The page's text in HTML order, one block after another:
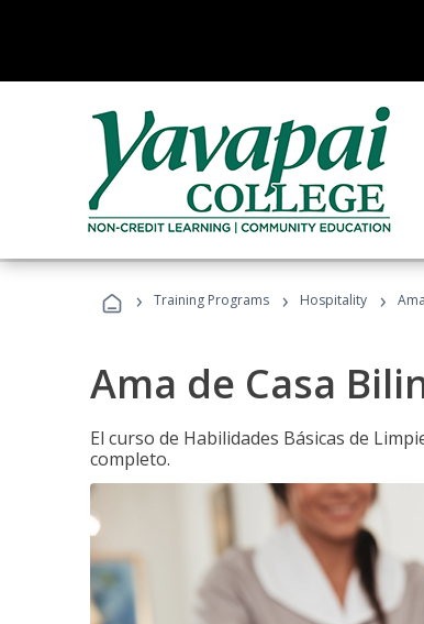
› Training Programs › Hospitality ›
Ama de Casa
El curso de Habilidades Básicas de
completo.